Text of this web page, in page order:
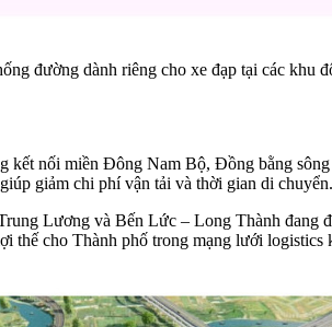
đường dành riêng cho xe đạp tại các
nối miền Đông Nam Bộ, Đồng bằng
giảm chi phí vận tải và thời gian di chuyển.
Lương và Bến Lức – Long Thành đang
thế cho Thành phố trong mạng lưới logistics